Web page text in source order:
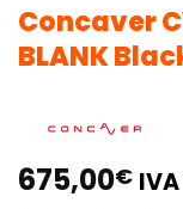
Concaver
BLANK
675,00€